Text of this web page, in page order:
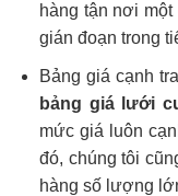
hàng tận nơi
gián đoạn trong
Bảng giá cạnh
bảng giá lưới
mức giá luôn
đó, chúng tôi
hàng số lượng